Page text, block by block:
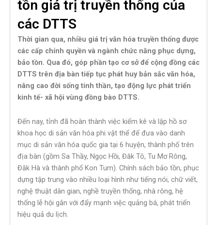
tồn giá trị truyền thống của
các DTTS
Thời gian qua, nhiều giá trị văn hóa truyền thống được
các cấp chính quyền và ngành chức năng phục dựng,
bảo tồn. Qua đó, góp phần tạo cơ sở để cộng đồng các
DTTS trên địa bàn tiếp tục phát huy bản sắc văn hóa,
nâng cao đời sống tinh thần, tạo động lực phát triển
kinh tế- xã hội vùng đồng bào DTTS.
Đến nay, tỉnh đã hoàn thành việc kiểm kê và lập hồ sơ
khoa học di sản văn hóa phi vật thể để đưa vào danh
mục di sản văn hóa quốc gia tại 6 huyện, thành phố trên
địa bàn (gồm Sa Thầy, Ngọc Hồi, Đăk Tô, Tu Mơ Rông,
Đăk Hà và thành phố Kon Tum). Chính sách bảo tồn, phục
dựng tập trung vào nhiều loại hình như tiếng nói, chữ viết,
nghệ thuật dân gian, nghề truyền thống, nhà rông, hệ
thống lễ hội gắn với đẩy mạnh việc quảng bá, phát triển
hiệu quả du lịch.